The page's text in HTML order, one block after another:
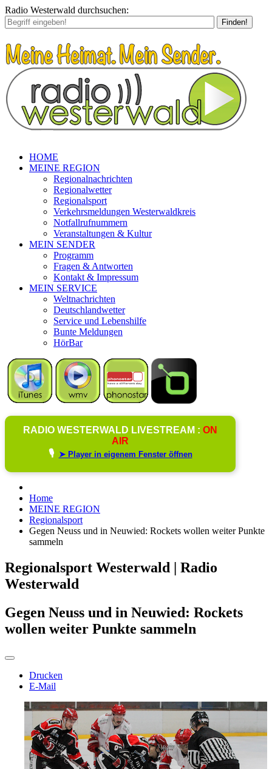
Radio Westerwald durchsuchen:
Finden!
HOME
MEINE REGION
Regionalnachrichten
Regionalwetter
Regionalsport
Verkehrsmeldungen Westerwaldkreis
Notfallrufnummern
Veranstaltungen & Kultur
MEIN SENDER
Programm
Fragen & Antworten
Kontakt & Impressum
MEIN SERVICE
Weltnachrichten
Deutschlandwetter
Service und Lebenshilfe
Bunte Meldungen
HörBar
RADIO WESTERWALD LIVESTREAM : ON
AIR
🎙️ ➤ Player in eigenem Fenster öffnen
Home
MEINE REGION
Regionalsport
Gegen Neuss und in Neuwied: Rockets wollen weiter Punkte
sammeln
Regionalsport Westerwald | Radio
Westerwald
Gegen Neuss und in Neuwied: Rockets
wollen weiter Punkte sammeln
Drucken
E-Mail